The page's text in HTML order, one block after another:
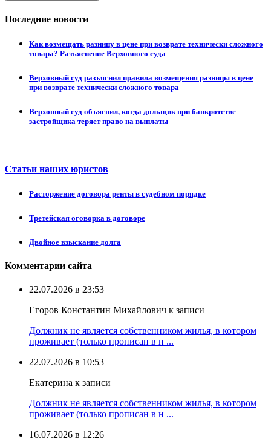
Последние новости
Как возмещать разницу в цене при возврате технически сложного
товара? Разъяснение Верховного суда
Верховный суд разъяснил правила возмещения разницы в цене
при возврате технически сложного товара
Верховный суд объяснил, когда дольщик при банкротстве
застройщика теряет право на выплаты
Статьи наших юристов
Расторжение договора ренты в судебном порядке
Третейская оговорка в договоре
Двойное взыскание долга
Комментарии сайта
22.07.2026 в 23:53
Егоров Константин Михайлович к записи
Должник не является собственником жилья, в котором
проживает (только прописан в н ...
22.07.2026 в 10:53
Екатерина к записи
Должник не является собственником жилья, в котором
проживает (только прописан в н ...
16.07.2026 в 12:26